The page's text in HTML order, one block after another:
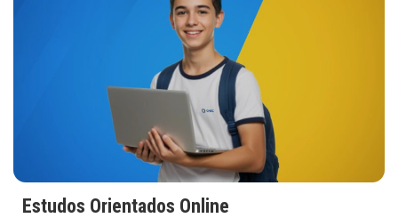
Estudos Orientados Online